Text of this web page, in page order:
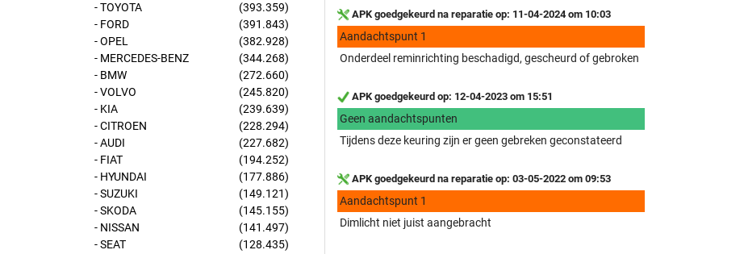
- TOYOTA
(393.359)
- FORD
(391.843)
- OPEL
(382.928)
- MERCEDES-BENZ
(344.268)
- BMW
(272.660)
- VOLVO
(245.820)
- KIA
(239.639)
- CITROEN
(228.294)
- AUDI
(227.682)
- FIAT
(194.252)
- HYUNDAI
(177.886)
- SUZUKI
(149.121)
- SKODA
(145.155)
- NISSAN
(141.497)
- SEAT
(128.435)
APK goedgekeurd na reparatie op: 11-04-2024 om 10:03
Aandachtspunt 1
Onderdeel reminrichting beschadigd, gescheurd of gebroken
APK goedgekeurd op: 12-04-2023 om 15:51
Geen aandachtspunten
Tijdens deze keuring zijn er geen gebreken geconstateerd
APK goedgekeurd na reparatie op: 03-05-2022 om 09:53
Aandachtspunt 1
Dimlicht niet juist aangebracht